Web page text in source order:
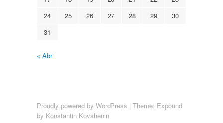
24
25 26 27 28 29
30
31
« Abr
Proudly powered by WordPress | Theme: Expound
by Konstantin Kovshenin